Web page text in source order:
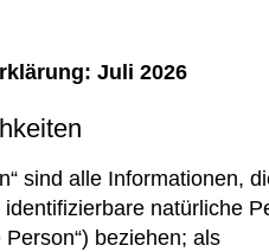
Juli 2026
sind alle Informationen,
natürliche
beziehen; als